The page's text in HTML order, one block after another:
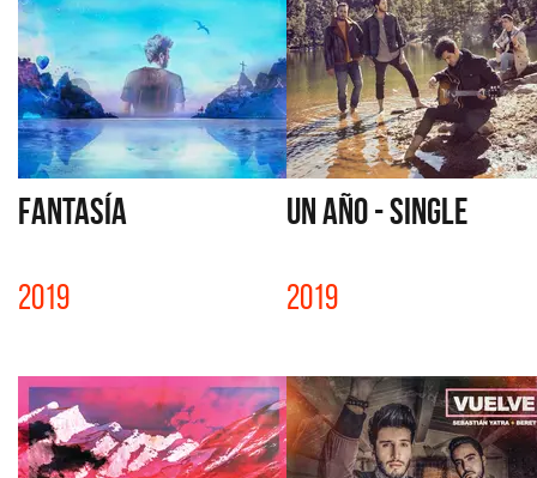
FANTASÍA
2019
UN AÑO - SINGLE
2019